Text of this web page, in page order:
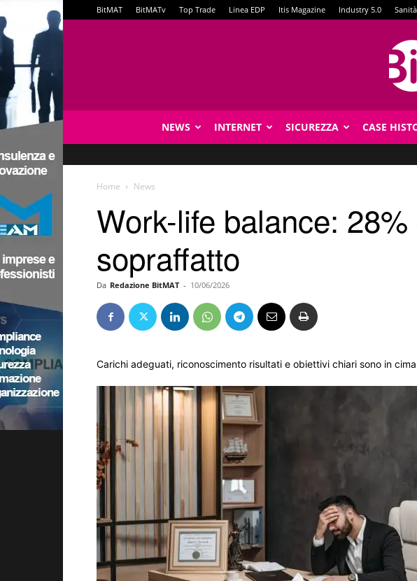
BitMAT BitMATv Top Trade Linea EDP Itis Magazine Industry 5.0
NEWS INTERNET SICUREZZA CASE
Home News
Work-life balance:
sopraffatto
Da Redazione BitMAT - 10/06/2026
Carichi adeguati, riconoscimento risultati e obiettivi chiari sono in